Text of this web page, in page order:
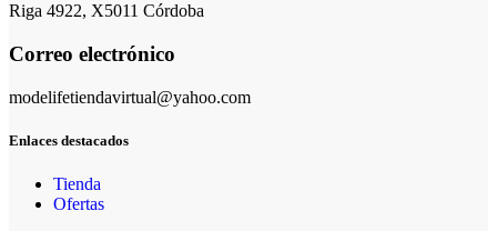
Riga 4922, X5011 Córdoba
Correo electrónico
modelifetiendavirtual@yahoo.com
Enlaces destacados
Tienda
Ofertas